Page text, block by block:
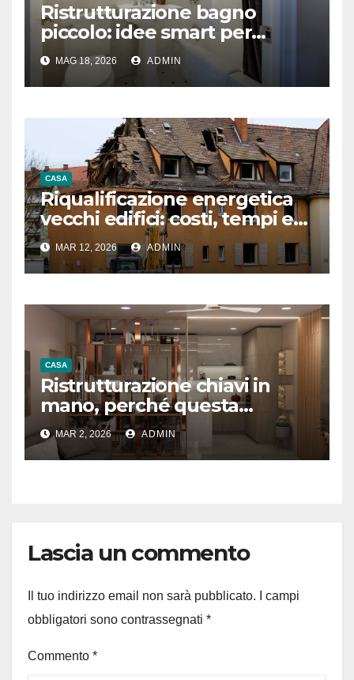
Ristrutturazione bagno
piccolo: idee smart per
guadagnare spazio
MAG 18, 2026 ADMIN
CASA
Riqualificazione energetica
vecchi edifici: costi, tempi e
vantaggi
MAR 12, 2026 ADMIN
CASA
Ristrutturazione chiavi in
mano, perché questa
formula convince sempre di
più?
MAR 2, 2026 ADMIN
Lascia un commento
Il tuo indirizzo email non sarà pubblicato.
I campi
obbligatori sono contrassegnati *
Commento *